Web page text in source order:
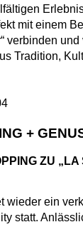
mit einem
verbinden
Tradition,
+
ZU „LA
wieder ein
statt.